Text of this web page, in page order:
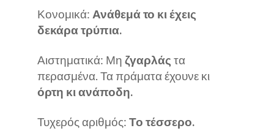
Κονομικά: Ανάθεμά το κι έχεις
δεκάρα τρύπια.
Αιστηματικά: Μη ζγαρλάς τα
περασμένα. Τα πράματα έχουνε κι
όρτη κι ανάποδη.
Τυχερός αριθμός: Το τέσσερο.